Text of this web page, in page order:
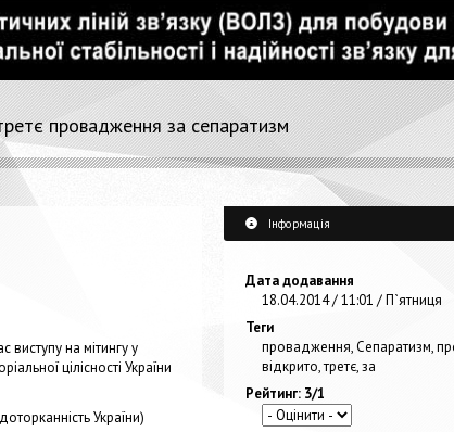
провадження за сепаратизм
на мітингу у
цілісності України
України)
Інформація
Дата додавання
18.04.2014 / 11:01 / П`ятниця
Теги
провадження,Сепаратизм,
відкрито,третє,за
Рейтинг: 3/1